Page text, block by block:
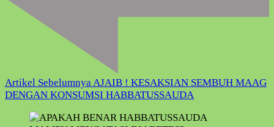
Artikel Sebelumnya AJAIB ! KESAKSIAN SEMBUH MAAG
DENGAN KONSUMSI HABBATUSSAUDA